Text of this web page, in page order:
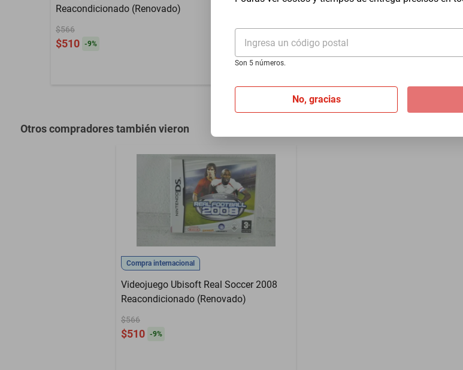
Ingresa un código postal
Son 5 números.
No, gracias
Reacondicionado (Renovado)
$566
$510 -9%
Nintendo DS Reacondicionado
Otros compradores también vieron
Compra internacional
Videojuego Ubisoft Real Soccer 2008
Reacondicionado (Renovado)
$566
$510 -9%